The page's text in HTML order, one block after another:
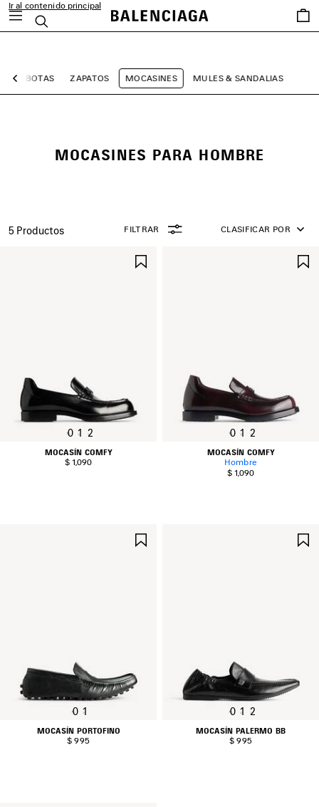
Ir al contenido principal
Buscar
Anterior
BOTAS ZAPATOS MOCASINES MULES & SANDALIAS
MOCASINES PARA HOMBRE
5 Productos FILTRAR CLASIFICAR POR
0 1 2
MOCASÍN COMFY
$ 1,090
0 1 2
MOCASÍN COMFY
Hombre
$ 1,090
0 1
MOCASÍN PORTOFINO
$ 995
0 1 2
MOCASÍN PALERMO BB
$ 995